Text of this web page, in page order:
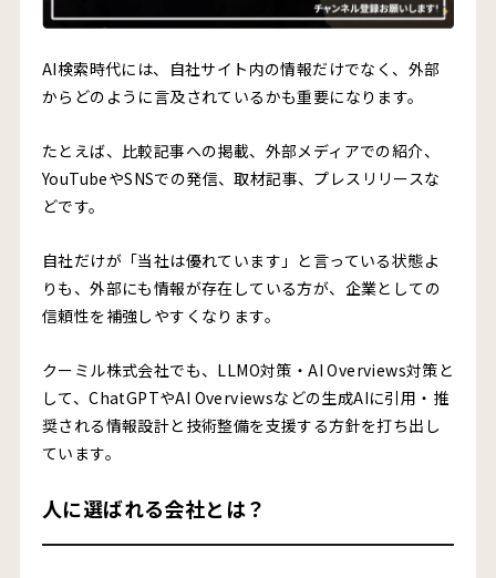
AI検索時代には、自社サイト内の情報だけでなく、外部
からどのように言及されているかも重要になります。
たとえば、比較記事への掲載、外部メディアでの紹介、
YouTubeやSNSでの発信、取材記事、プレスリリースな
どです。
自社だけが「当社は優れています」と言っている状態よ
りも、外部にも情報が存在している方が、企業としての
信頼性を補強しやすくなります。
クーミル株式会社でも、LLMO対策・AI Overviews対策と
して、ChatGPTやAI Overviewsなどの生成AIに引用・推
奨される情報設計と技術整備を支援する方針を打ち出し
ています。
人に選ばれる会社とは？